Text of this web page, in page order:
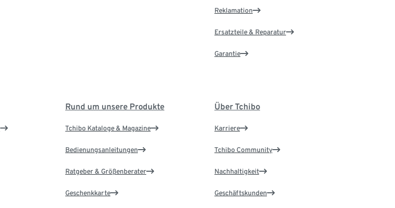
Reklamation
Ersatzteile & Reparatur
Garantie
Rund um unsere Produkte
Tchibo Kataloge & Magazine
Bedienungsanleitungen
Ratgeber & Größenberater
Geschenkkarte
Über Tchibo
Karriere
Tchibo Community
Nachhaltigkeit
Geschäftskunden